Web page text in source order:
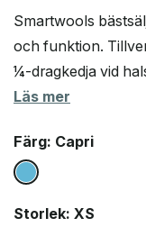
priset
var:
1
045 kr.
priset
är:
502 kr.
Smartwools
och funktion.
¼-dragkedja vid
Läs mer
Färg: Capri
Storlek: XS